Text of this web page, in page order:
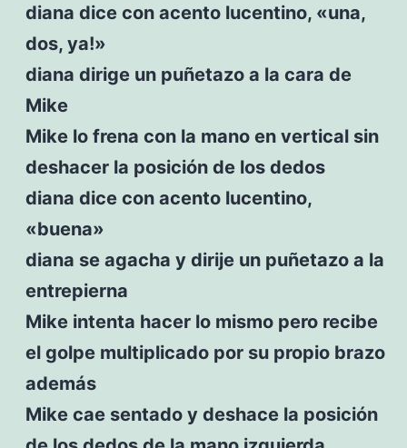
diana dice con acento lucentino, «una,
dos, ya!»
diana dirige un puñetazo a la cara de
Mike
Mike lo frena con la mano en vertical sin
deshacer la posición de los dedos
diana dice con acento lucentino,
«buena»
diana se agacha y dirije un puñetazo a la
entrepierna
Mike intenta hacer lo mismo pero recibe
el golpe multiplicado por su propio brazo
además
Mike cae sentado y deshace la posición